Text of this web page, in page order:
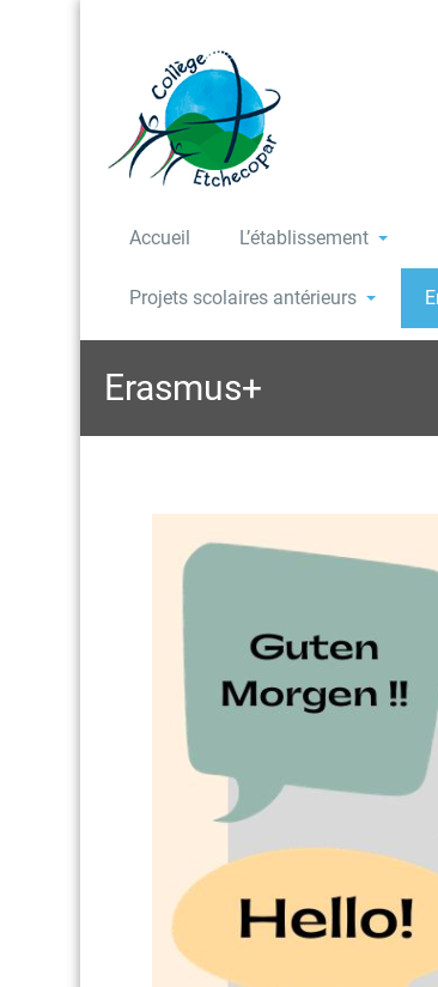
Accueil L’établissement
Projets scolaires antérieurs
Erasmus+